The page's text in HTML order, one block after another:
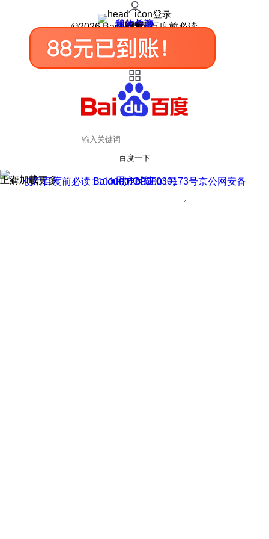
登录
我的关注
我的收藏
皮肤中心
用户反馈
设置
©2026 Baidu 使用百度前必读
百度一下
正在加载
上滑加载更多 用户反馈
使用百度前必读 Baidu 京ICP证030173号
京公网安备11000002000001号